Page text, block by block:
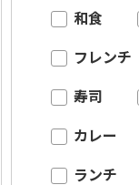
和食
フレンチ
寿司
カレー
ランチ